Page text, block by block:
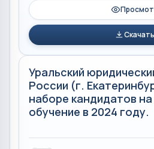
Скачать
Уральский
России (г.
наборе кандидатов
обучение в 2024 году.